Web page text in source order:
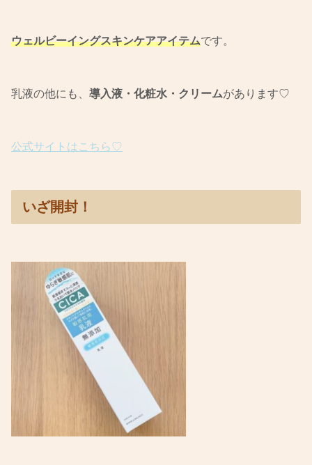
ウェルビーイングスキンケアアイテムです。
乳液の他にも、 導入液・化粧水・クリームがあります♡
公式サイトはこちら♡
いざ開封！